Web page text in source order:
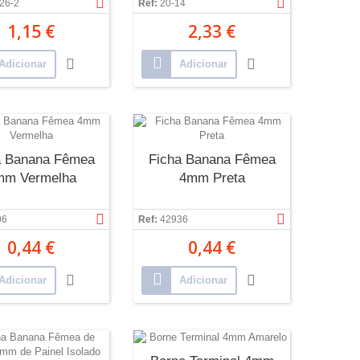
2
1,15 €
Ref: 20-14
2,33 €
Adicionar
Banana Fêmea
Vermelha
0,44 €
Ficha Banana Fêmea
4mm Preta
Ref: 42936
0,44 €
Adicionar